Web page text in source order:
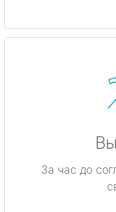
За час до